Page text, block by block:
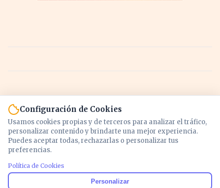
Noticias y análisis de economía, mercados,
Configuración de Cookies
Usamos cookies propias y de terceros para analizar el tráfico,
personalizar contenido y brindarte una mejor experiencia.
Puedes aceptar todas, rechazarlas o personalizar tus
preferencias.
Política de Cookies
Personalizar